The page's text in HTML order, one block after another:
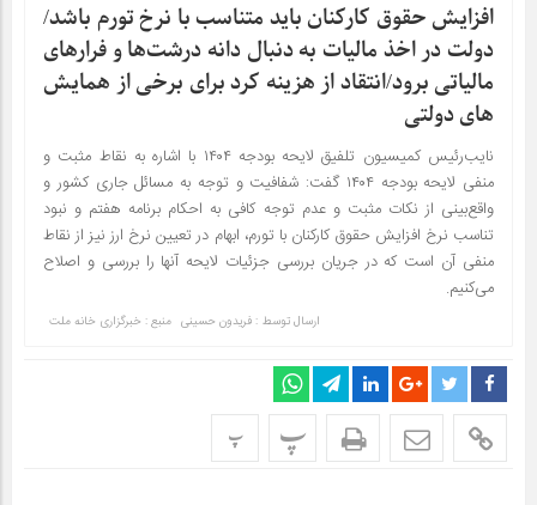
افزایش حقوق کارکنان باید متناسب با نرخ تورم باشد/
دولت در اخذ مالیات به دنبال دانه درشت‌ها و فرارهای
مالیاتی برود/انتقاد از هزینه کرد برای برخی از همایش
های دولتی
نایب‌رئیس کمیسیون تلفیق لایحه بودجه ۱۴۰۴ با اشاره به نقاط مثبت و
منفی لایحه بودجه ۱۴۰۴ گفت: شفافیت و توجه به مسائل جاری کشور و
واقع‌بینی از نکات مثبت و عدم توجه کافی به احکام برنامه هفتم و نبود
تناسب نرخ افزایش حقوق کارکنان با تورم، ابهام در تعیین نرخ ارز نیز از نقاط
منفی آن است که در جریان بررسی جزئیات لایحه آنها را بررسی و اصلاح
می‌کنیم.
ارسال توسط : فریدون حسینی منبع : خبرگزاری خانه ملت
پ پ